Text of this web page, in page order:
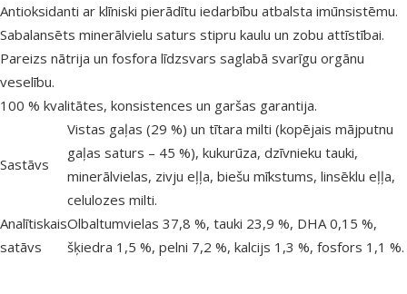
Antioksidanti ar klīniski pierādītu iedarbību atbalsta imūnsistēmu.
Sabalansēts minerālvielu saturs stipru kaulu un zobu attīstībai.
Pareizs nātrija un fosfora līdzsvars saglabā svarīgu orgānu
veselību.
100 % kvalitātes, konsistences un garšas garantija.
Sastāvs
Vistas gaļas (29 %) un tītara milti (kopējais mājputnu
gaļas saturs – 45 %), kukurūza, dzīvnieku tauki,
minerālvielas, zivju eļļa, biešu mīkstums, linsēklu eļļa,
celulozes milti.
Analītiskais
satāvs
Olbaltumvielas 37,8 %, tauki 23,9 %, DHA 0,15 %,
šķiedra 1,5 %, pelni 7,2 %, kalcijs 1,3 %, fosfors 1,1 %.